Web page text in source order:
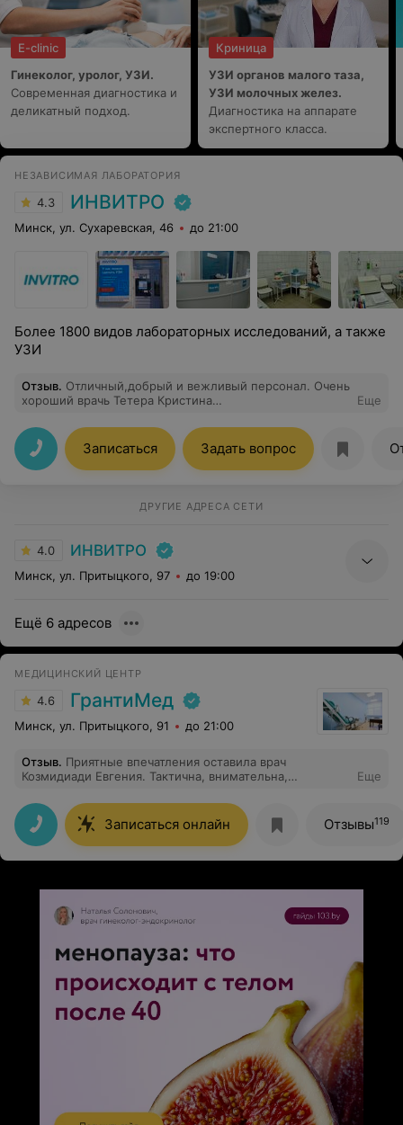
E-clinic
Гинеколог, уролог, УЗИ.
Современная диагностика и
деликатный подход.
Криница
УЗИ органов малого таза,
УЗИ молочных желез.
Диагностика на аппарате
экспертного класса.
НЕЗАВИСИМАЯ ЛАБОРАТОРИЯ
4.3 ИНВИТРО
Минск, ул. Сухаревская, 46 до 21:00
Более 1800 видов лабораторных исследований, а также
УЗИ
Отзыв. Отличный,добрый и вежливый персонал. Очень
хороший врачь Тетера Кристина
желез,хорошо и тщательно все проверила.Вежливо
отвечала на вопросы.Рекомендую!
Еще
Записаться Задать вопрос
ДРУГИЕ АДРЕСА СЕТИ
4.0 ИНВИТРО
Минск, ул. Притыцкого, 97 до 19:00
Ещё 6 адресов
МЕДИЦИНСКИЙ ЦЕНТР
4.6 ГрантиМед
Минск, ул. Притыцкого, 91 до 21:00
Отзыв. Приятные впечатления оставила врач
Козмидиади Евгения. Тактична, внимательна,
нужно было узнать. Ощущается, что человек
действительно заинтересован помочь. Думаю, даже
времени мне уделила больше, чем было отведено. В
общем, встреча с гинекологом прошла значительно
комфортнее, чем я ожидала. Спасибо!
Еще
Записаться онлайн Отзывы119